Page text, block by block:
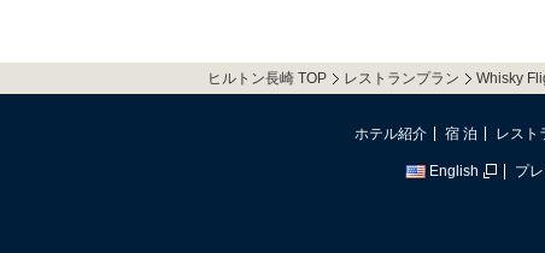
ヒルトン長崎 TOP レストランプラン Whisky
ホテル紹介 宿 泊 レスト
English プ